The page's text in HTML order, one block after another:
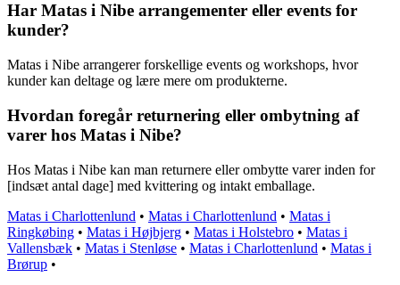
Har Matas i Nibe arrangementer eller events for
kunder?
Matas i Nibe arrangerer forskellige events og workshops, hvor
kunder kan deltage og lære mere om produkterne.
Hvordan foregår returnering eller ombytning af
varer hos Matas i Nibe?
Hos Matas i Nibe kan man returnere eller ombytte varer inden for
[indsæt antal dage] med kvittering og intakt emballage.
Matas i Charlottenlund • Matas i Charlottenlund • Matas i
Ringkøbing • Matas i Højbjerg • Matas i Holstebro • Matas i
Vallensbæk • Matas i Stenløse • Matas i Charlottenlund • Matas i
Brørup •